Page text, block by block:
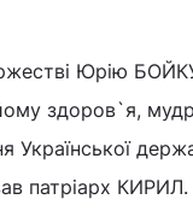
Юрію
здоров`я,
Української
патріарх КИРИЛ.